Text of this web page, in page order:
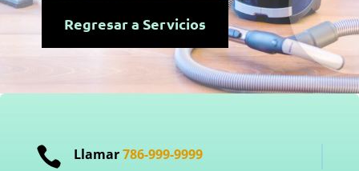
Regresar a Servicios
 Llamar786-999-9999